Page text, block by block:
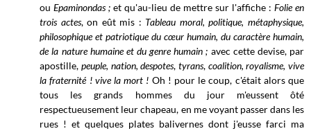
ouEpaminondas ;et qu'au-lieu de mettre sur l'affiche :Folie en
trois actes, on eût mis : Tableau moral, politique, métaphysique,
philosophique et patriotique du cœur humain, du caractère humain,
de la nature humaine et du genre humain ; avec cette devise, par
apostille, peuple, nation, despotes, tyrans, coalition, royalisme, vive
la fraternité ! vive la mort ! Oh ! pour le coup, c'était alors que
tous les grands hommes du jour m'eussent ôté
respectueusement leur chapeau, en me voyant passer dans les
rues ! et quelques plates balivernes dont j'eusse farci ma